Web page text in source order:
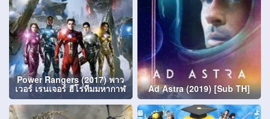
Power Rangers (2017) พาว
เวอร์ เรนเจอร์ ฮีโร่ทีมมหากาฬ Ad Astra (2019) [Sub TH]